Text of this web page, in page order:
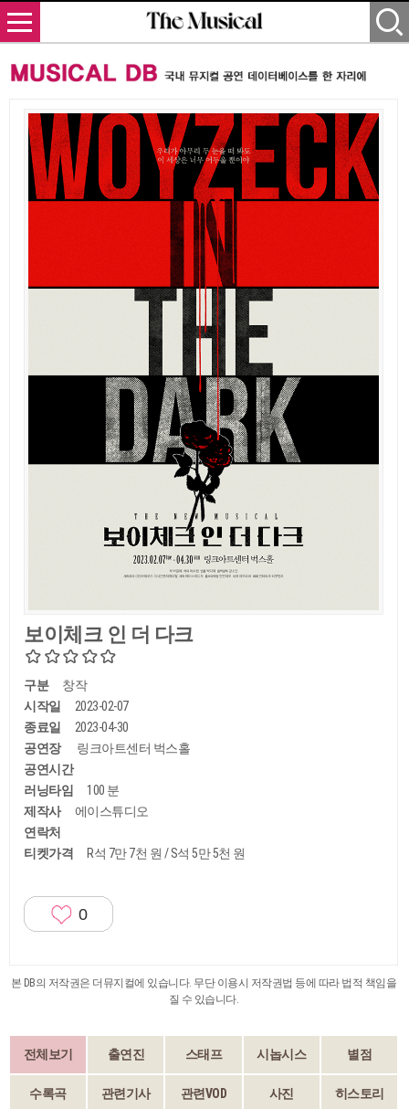
보이체크 인 더 다크
구분
창작
시작일
2023-02-07
종료일
2023-04-30
공연장
링크아트센터 벅스홀
공연시간
러닝타임
100 분
제작사
에이스튜디오
연락처
티켓가격
R석 7만 7천 원 / S석 5만 5천 원
0
본 DB의 저작권은 더뮤지컬에 있습니다. 무단 이용시 저작권법 등에 따라 법적 책임을
질 수 있습니다.
전체보기 출연진 스태프 시놉시스 별점
수록곡 관련기사 관련VOD 사진 히스토리